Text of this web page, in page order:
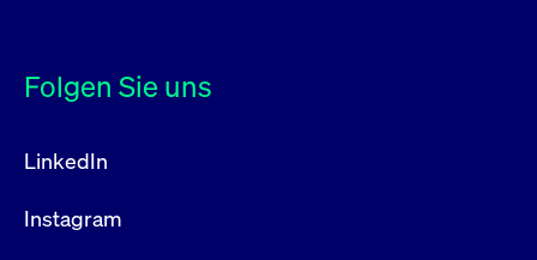
Folgen Sie uns
LinkedIn
Instagram